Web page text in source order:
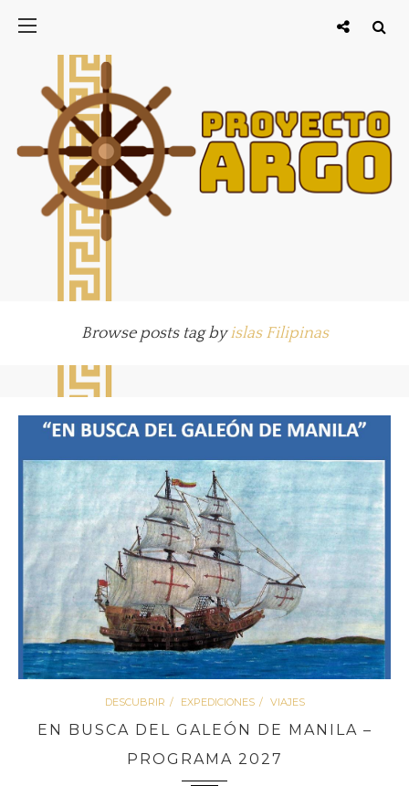
Browse posts tag byislas Filipinas
DESCUBRIR EXPEDICIONES VIAJES
EN BUSCA DEL GALEÓN DE MANILA –
PROGRAMA 2027